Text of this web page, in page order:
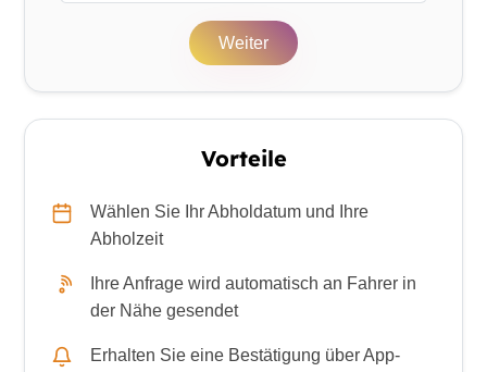
Weiter
Vorteile
Wählen Sie Ihr Abholdatum und Ihre
Abholzeit
Ihre Anfrage wird automatisch an Fahrer in
der Nähe gesendet
Erhalten Sie eine Bestätigung über App-